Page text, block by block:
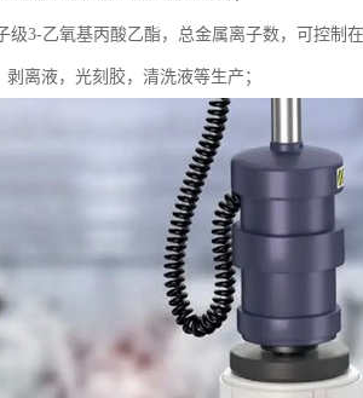
级3-乙氧基丙酸乙酯，总金属离子数，可控制
离液，光刻胶，清洗液等生产；